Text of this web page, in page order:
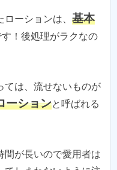
ーションは、 基本
す！後処理がラクなの
ては、流せないものが
ーションと呼ばれる
間が長いので愛用者は